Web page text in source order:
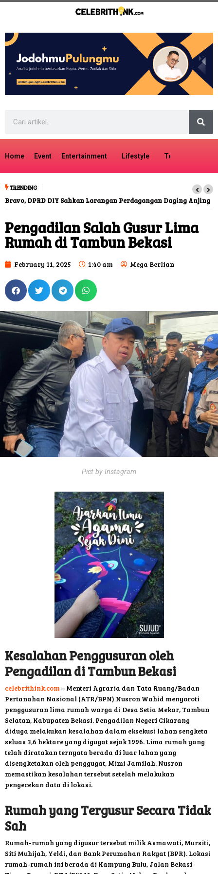
Home Event Entertainment Lifestyle Tech
TRENDING
Bravo, DPRD DIY Sahkan Larangan Perdagangan Daging Anjing
Pengadilan Salah Gusur Lima
Rumah di Tambun Bekasi
February 11, 2025 1:40 am Mega Berlian
Pict by Instagram
Kesalahan Penggusuran oleh
Pengadilandi Tambun Bekasi
celebrithink.com – Menteri Agraria dan Tata Ruang/Badan
Pertanahan Nasional (ATR/BPN) Nusron Wahid menyoroti
penggusuran lima rumah warga di Desa Setia Mekar, Tambun
Selatan, Kabupaten Bekasi. Pengadilan Negeri Cikarang
diduga melakukan kesalahan dalam eksekusi lahan sengketa
seluas 3,6 hektare yang digugat sejak 1996. Lima rumah yang
telah diratakan ternyata berada di luar lahan yang
disengketakan oleh penggugat, Mimi Jamilah. Nusron
memastikan kesalahan tersebut setelah melakukan
pengecekan data di lokasi.
Rumah yang Tergusur Secara Tidak
Sah
Rumah-rumah yang digusur tersebut milik Asmawati, Mursiti,
Siti Muhijah, Yeldi, dan Bank Perumahan Rakyat (BPR). Lokasi
rumah-rumah ini berada di Kampung Bulu, Jalan Bekasi